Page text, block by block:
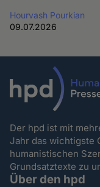
Hourvash Pourkian
09.07.2026
Der hpd ist mit
Jahr das wichtigste
humanistischen
Grundsatztexte zu
Über den hpd